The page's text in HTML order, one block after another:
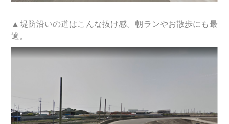
▲堤防沿いの道はこんな抜け感。朝ランやお散歩にも最
適。